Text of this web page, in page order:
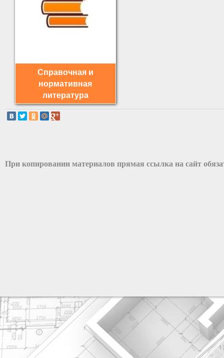
Справочная и
нормативная
литература
При копировании материалов прямая ссылка на сайт